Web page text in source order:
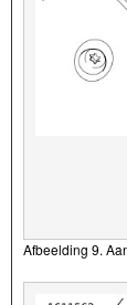
Afbeelding 9.